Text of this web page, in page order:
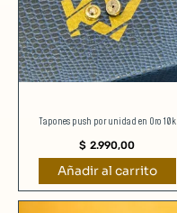
Tapones push por unidad en Oro 10k
$ 2.990,00
Añadir al carrito